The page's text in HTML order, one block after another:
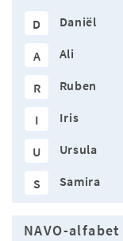
D Daniël
A Ali
R Ruben
I Iris
U Ursula
S Samira
NAVO-alfabet